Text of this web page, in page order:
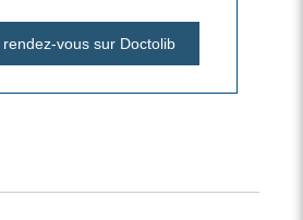
vous sur Doctolib